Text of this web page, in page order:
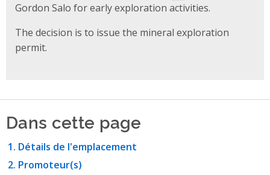
Gordon Salo for early exploration activities.
The decision is to issue the mineral exploration
permit.
Dans cette page
Détails de l'emplacement
Promoteur(s)